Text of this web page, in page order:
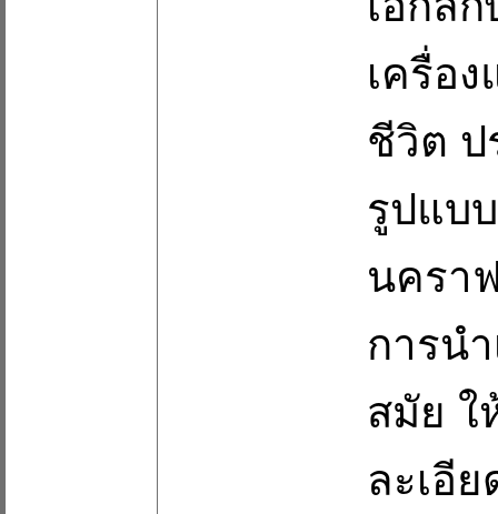
เครื่อ
ชีวิต ป
รูปแบ
นครา
การนํ
สมัย ใ
ละเอี